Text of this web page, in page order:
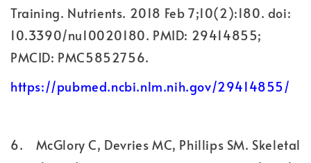
Training. Nutrients. 2018 Feb 7;10(2):180. doi:
10.3390/nu10020180. PMID: 29414855;
PMCID: PMC5852756.
https://pubmed.ncbi.nlm.nih.gov/29414855/
6.
McGlory C, Devries MC, Phillips SM. Skeletal